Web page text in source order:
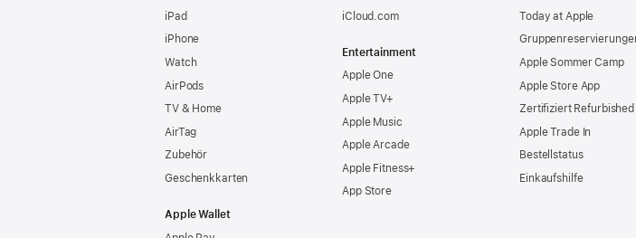
iPad
iPhone
Watch
AirPods
TV & Home
AirTag
Zubehör
Geschenkkarten
Apple Wallet
iCloud.com
Entertainment
Apple One
Apple TV+
Apple Music
Apple Arcade
Apple Fitness+
App Store
Today at Apple
Apple Sommer Camp
Apple Store App
Zertifiziert Refurbished
Apple Trade In
Bestellstatus
Einkaufshilfe